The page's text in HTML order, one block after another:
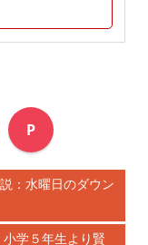
P
：水曜日のダウン
小学５年生より賢